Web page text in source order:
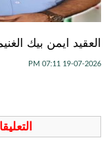
العقيد ايمن بيك
19-07-2026 07:11 PM